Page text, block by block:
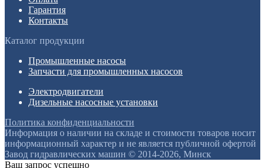
Гарантия
Контакты
Каталог продукции
Промышленные насосы
Запчасти для промышленных насосов
Электродвигатели
Дизельные насосные установки
Политика конфиденциальности
Информация о наличии на складе и стоимости товаров носит
информационный характер и не является публичной офертой
Завод гидравлических машин © 2014-2026, Минск
Ваш запрос успешно